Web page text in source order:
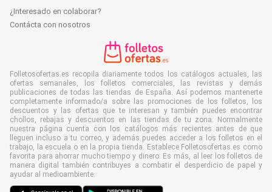
¿Interesado en colaborar?
Contácta con nosotros
Folletosofertas.es recopila diariamente todos los catálogos actuales, las
ofertas semanales, los folletos comerciales, las revistas y demás
publicaciones de todas las tiendas de España. Así podemos mantenerte
completamente informado/a sobre las promociones de los folletos, los
descuentos y las ofertas que te interesan y también puedes encontrar
chollos, rebajas y descuentos en las tiendas de tu zona. Normalmente
nuestra página cuenta con los catálogos más recientes antes de que
lleguen incluso a tu correo, y además puedes acceder a los folletos en el
trabajo, la escuela o en la propia tienda. Establece Folletosofertas.es como
favorita para ahorrar mucho tiempo y dinero. Es más, al leer los folletos de
manera digital también contribuyes a combatir el desperdicio de papel y
ayudar al medioambiente.